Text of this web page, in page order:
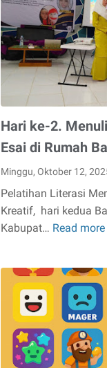
Hari ke-2.
Esai di Rumah
Minggu, Oktober 12,
Pelatihan Literasi
Kreatif, hari kedua
Kabupat… Read more